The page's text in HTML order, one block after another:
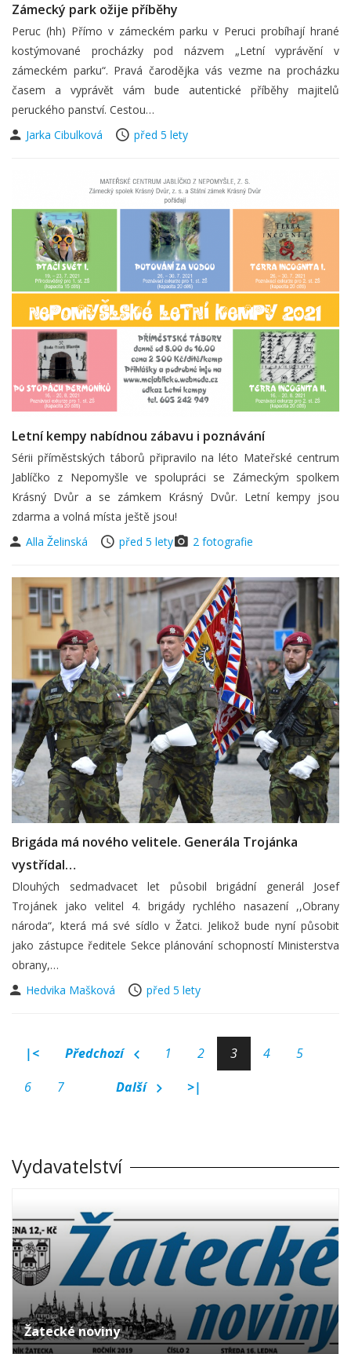
Zámecký park ožije příběhy
Peruc (hh) Přímo v zámeckém parku v Peruci probíhají hrané
kostýmované procházky pod názvem „Letní vyprávění v
zámeckém parku“. Pravá čarodějka vás vezme na procházku
časem a vyprávět vám bude autentické příběhy majitelů
peruckého panství. Cestou…
Jarka Cibulková
před 5 lety
Letní kempy nabídnou zábavu i poznávání
Sérii příměstských táborů připravilo na léto Mateřské centrum
Jablíčko z Nepomyšle ve spolupráci se Zámeckým spolkem
Krásný Dvůr a se zámkem Krásný Dvůr. Letní kempy jsou
zdarma a volná místa ještě jsou!
Alla Želinská
před 5 lety 2 fotografie
Brigáda má nového velitele. Generála Trojánka
vystřídal…
Dlouhých sedmadvacet let působil brigádní generál Josef
Trojánek jako velitel 4. brigády rychlého nasazení ,,Obrany
národa“, která má své sídlo v Žatci. Jelikož bude nyní působit
jako zástupce ředitele Sekce plánování schopností Ministerstva
obrany,…
Hedvika Mašková
před 5 lety
|< Předchozí 1 2 3 4
5
6
7 Další >|
Vydavatelství
Žatecké noviny